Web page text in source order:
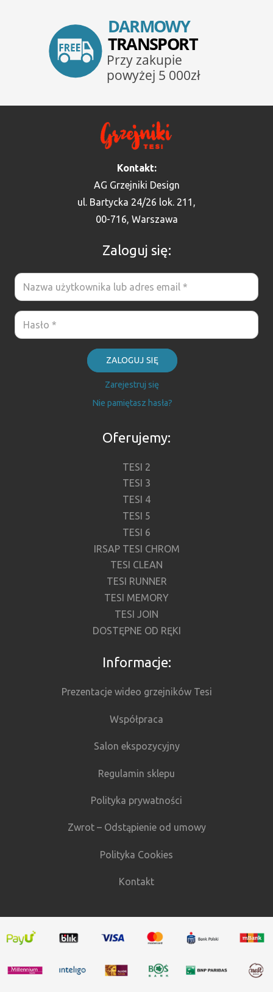
Kontakt:
AG Grzejniki Design
ul. Bartycka 24/26 lok. 211,
00-716, Warszawa
Zaloguj się:
ZALOGUJ SIĘ
Zarejestruj się
Nie pamiętasz hasła?
Oferujemy:
TESI 2
TESI 3
TESI 4
TESI 5
TESI 6
IRSAP TESI CHROM
TESI CLEAN
TESI RUNNER
TESI MEMORY
TESI JOIN
DOSTĘPNE OD RĘKI
Informacje:
Prezentacje wideo grzejników Tesi
Współpraca
Salon ekspozycyjny
Regulamin sklepu
Polityka prywatności
Zwrot – Odstąpienie od umowy
Polityka Cookies
Kontakt